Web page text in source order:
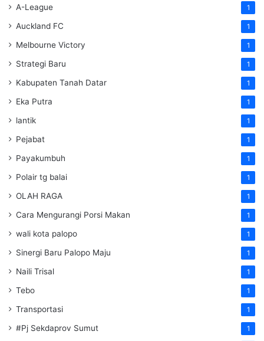
A-League 1
Auckland FC 1
Melbourne Victory 1
Strategi Baru 1
Kabupaten Tanah Datar 1
Eka Putra 1
lantik 1
Pejabat 1
Payakumbuh 1
Polair tg balai 1
OLAH RAGA 1
Cara Mengurangi Porsi Makan 1
wali kota palopo 1
Sinergi Baru Palopo Maju 1
Naili Trisal 1
Tebo 1
Transportasi 1
#Pj Sekdaprov Sumut 1